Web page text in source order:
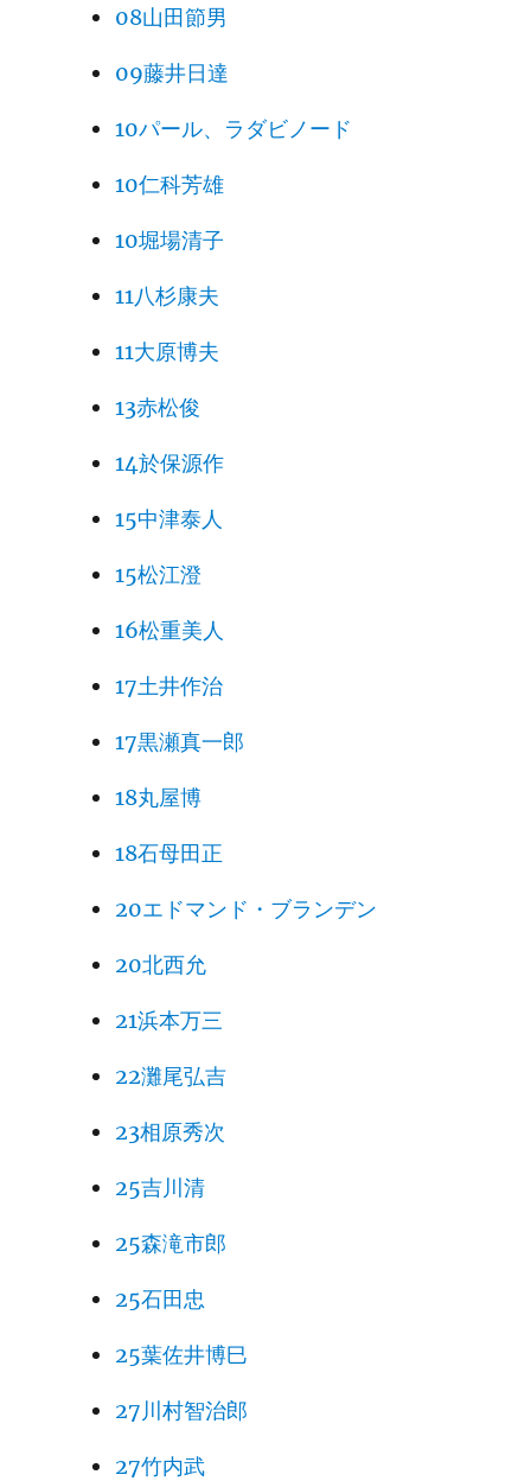
2025 Xixia Imperial Tombs (2025)
08山田節男
09藤井日達
10パール、ラダビノード
10仁科芳雄
10堀場清子
11八杉康夫
11大原博夫
13赤松俊
14於保源作
15中津泰人
15松江澄
16松重美人
17土井作治
17黒瀬真一郎
18丸屋博
18石母田正
20エドマンド・ブランデン
20北西允
21浜本万三
22灘尾弘吉
23相原秀次
25吉川清
25森滝市郎
25石田忠
25葉佐井博巳
27川村智治郎
27竹内武